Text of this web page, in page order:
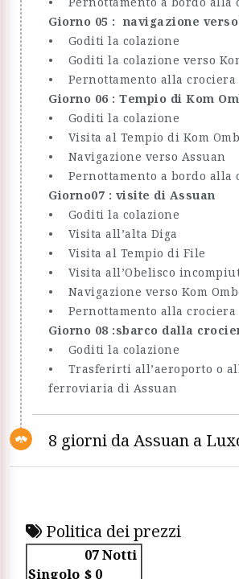
Giorno 05 : navigazione
• Goditi la colazione
• Goditi la colazione verso
• Pernottamento alla crociera
Giorno 06 : Tempio di Kom
• Goditi la colazione
• Visita al Tempio di Kom
• Navigazione verso Assuan
• Pernottamento a bordo alla
Giorno07 : visite di Assuan
• Goditi la colazione
• Visita all’alta Diga
• Visita al Tempio di File
• Visita all’Obelisco
• Navigazione verso Kom
• Pernottamento alla crociera
Giorno 08 :sbarco dalla
• Goditi la colazione
• Trasferirti all’aeroporto o
ferroviaria di Assuan
8 giorni da Assuan a
Politica dei prezzi
07 Notti
Singolo $ 0